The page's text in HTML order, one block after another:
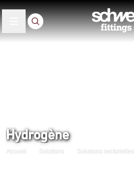
Hydrogène
Accueil Solutions Solutions sectorielles